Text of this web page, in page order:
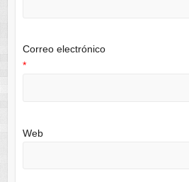
Correo electrónico
*
Web